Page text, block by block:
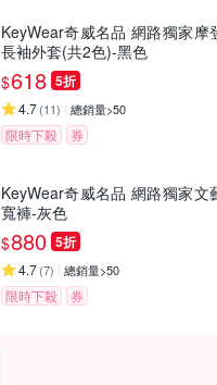
KeyWear奇威名品 網路獨家摩
長袖外套(共2色)-黑色
$618 5折
4.7(11) 總銷量>50
限時下殺 券
KeyWear奇威名品 網路獨家文
寬褲-灰色
$880 5折
4.7(7) 總銷量>50
限時下殺 券